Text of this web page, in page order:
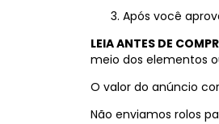
Após você
LEIA ANTES DE
meio dos elementos
O valor do anúncio
Não enviamos rolos